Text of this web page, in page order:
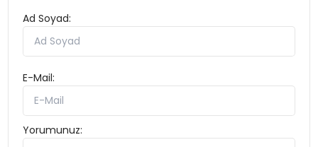
Ad Soyad:
E-Mail:
Yorumunuz: